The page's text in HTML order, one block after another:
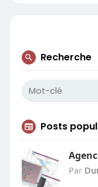
Recherche
Posts
Par